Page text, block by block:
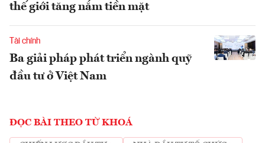
thế giới tăng nắm tiền mặt
Tài chính
Ba giải pháp phát triển ngành quỹ
đầu tư ở Việt Nam
ĐỌC BÀI THEO TỪ KHOÁ